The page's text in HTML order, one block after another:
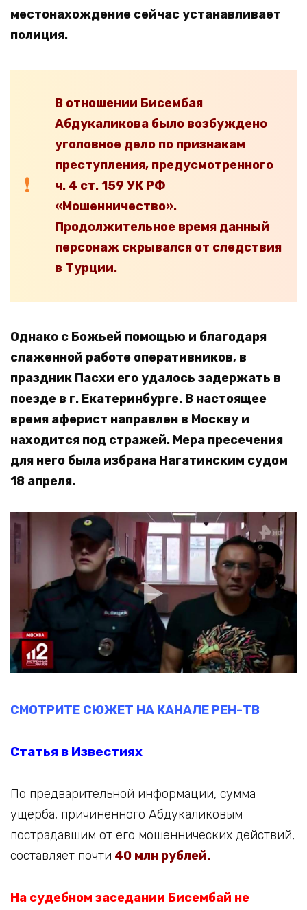
местонахождение сейчас устанавливает
полиция.
В отношении Бисембая
Абдукаликова было возбуждено
уголовное дело по признакам
преступления, предусмотренного
ч. 4 ст. 159 УК РФ
«Мошенничество».
Продолжительное время данный
персонаж скрывался от следствия
в Турции.
Однако с Божьей помощью и благодаря
слаженной работе оперативников, в
праздник Пасхи его удалось задержать в
поезде в г. Екатеринбурге. В настоящее
время аферист направлен в Москву и
находится под стражей. Мера пресечения
для него была избрана Нагатинским судом
18 апреля.
СМОТРИТЕ СЮЖЕТ НА КАНАЛЕ РЕН-ТВ
Статья в Известиях
По предварительной информации, сумма
ущерба, причиненного Абдукаликовым
пострадавшим от его мошеннических действий,
составляет почти 40 млн рублей.
На судебном заседании Бисембай не